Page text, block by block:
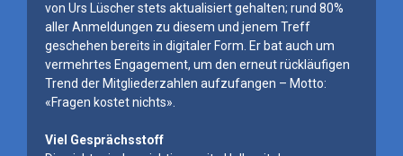
von Urs Lüscher stets aktualisiert gehalten; rund 80%
aller Anmeldungen zu diesem und jenem Treff
geschehen bereits in digitaler Form. Er bat auch um
vermehrtes Engagement, um den erneut rückläufigen
Trend der Mitgliederzahlen aufzufangen – Motto:
«Fragen kostet nichts».
Viel Gesprächsstoff